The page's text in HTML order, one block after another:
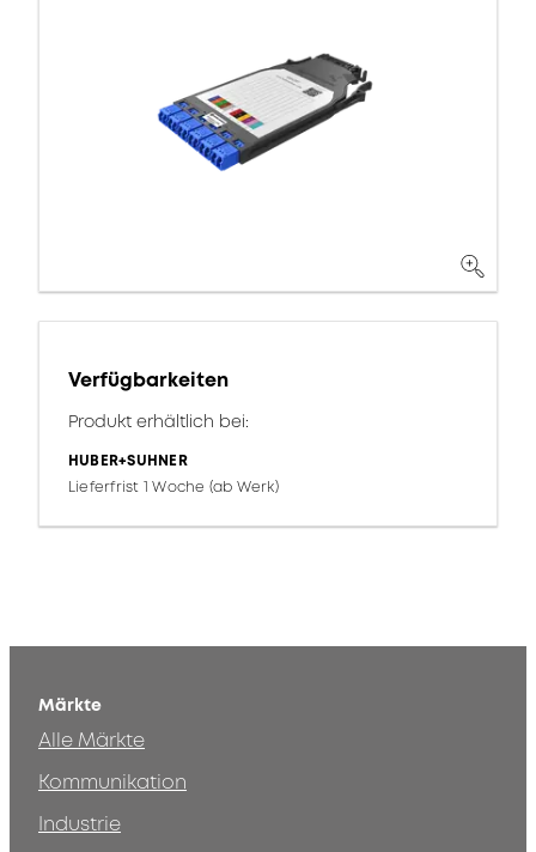
Verfügbarkeiten
Produkt erhältlich bei:
HUBER+SUHNER
Lieferfrist 1 Woche (ab Werk)
Märkte
Alle Märkte
Kommunikation
Industrie